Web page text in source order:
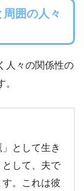
囲の人々
人々の関係性の
として生き
して、夫で
。これは彼